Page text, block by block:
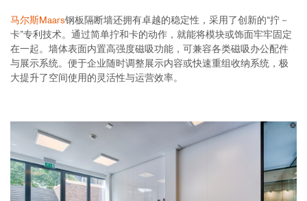
马尔斯Maars钢板隔断墙还拥有卓越的稳定性，采用了创新的“拧－
卡”专利技术。通过简单拧和卡的动作，就能将模块或饰面牢牢固定
在一起。墙体表面内置高强度磁吸功能，可兼容各类磁吸办公配件
与展示系统。便于企业随时调整展示内容或快速重组收纳系统，极
大提升了空间使用的灵活性与运营效率。